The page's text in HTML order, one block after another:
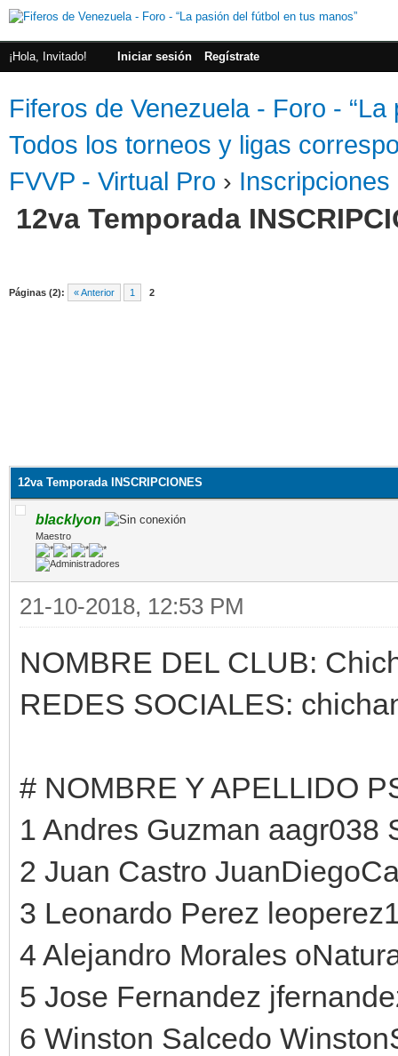
¡Hola, Invitado! Iniciar sesión Regístrate
Fiferos de Venezuela - Foro -
Todos los torneos y ligas
FVVP - Virtual Pro › Inscripciones
12va Temporada
Páginas (2): « Anterior 1 2
12va Temporada INSCRIPCIONES
blacklyon
Maestro
21-10-2018, 12:53 PM
NOMBRE DEL CLUB:
REDES SOCIALES:
# NOMBRE Y APELLIDO
1 Andres Guzman aagr038
2 Juan Castro
3 Leonardo Perez
4 Alejandro Morales
5 Jose Fernandez
6 Winston Salcedo